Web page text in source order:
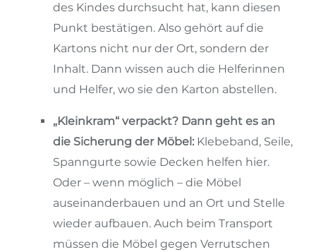
des Kindes durchsucht hat, kann diesen
Punkt bestätigen. Also gehört auf die
Kartons nicht nur der Ort, sondern der
Inhalt. Dann wissen auch die Helferinnen
und Helfer, wo sie den Karton abstellen.
„Kleinkram“ verpackt? Dann geht es an
die Sicherung der Möbel: Klebeband, Seile,
Spanngurte sowie Decken helfen hier.
Oder – wenn möglich – die Möbel
auseinanderbauen und an Ort und Stelle
wieder aufbauen. Auch beim Transport
müssen die Möbel gegen Verrutschen